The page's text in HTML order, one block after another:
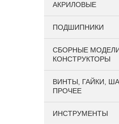
АКРИЛОВЫЕ
ПОДШИПНИКИ
CБОРНЫЕ
КОНСТРУКТОРЫ
ВИНТЫ, ГАЙКИ,
ПРОЧЕЕ
ИНСТРУМЕНТЫ
22 900₽
1/10 [без ЗУ и АКБ]
GRAY
Спецпредложение